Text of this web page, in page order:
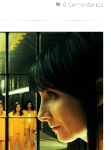
0 Comentarios